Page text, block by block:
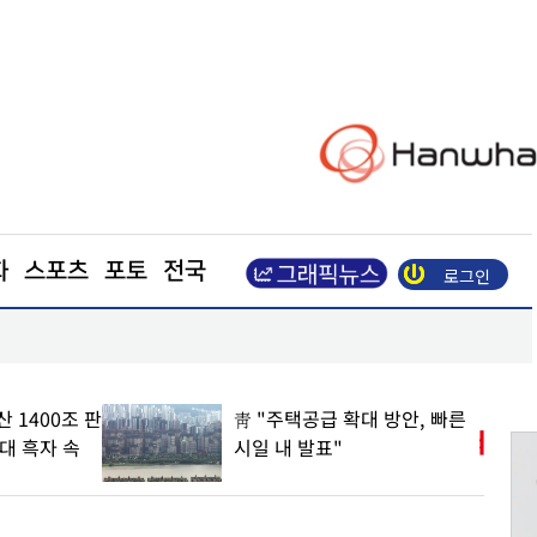
스포츠 포토 전국 로그인
방안, 빠른
롯데에너지머티리얼즈, 2분기
매출 21% 반등… 영업손실은